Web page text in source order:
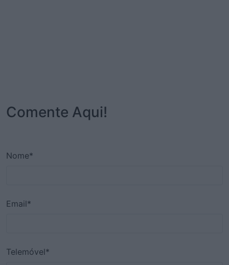
Comente Aqui!
Nome*
Email*
Telemóvel*